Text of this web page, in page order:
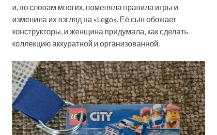
и, по словам многих, поменяла правила игры и
изменила их взгляд на «Lego». Её сын обожает
конструкторы, и женщина придумала, как сделать
коллекцию аккуратной и организованной.